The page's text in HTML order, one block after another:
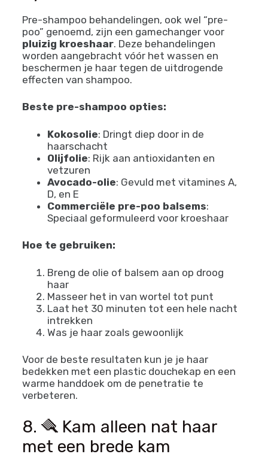
Pre-shampoo behandelingen, ook wel “pre-
poo” genoemd, zijn een gamechanger voor
pluizig kroeshaar. Deze behandelingen
worden aangebracht vóór het wassen en
beschermen je haar tegen de uitdrogende
effecten van shampoo.
Beste pre-shampoo opties:
Kokosolie: Dringt diep door in de
haarschacht
Olijfolie: Rijk aan antioxidanten en
vetzuren
Avocado-olie: Gevuld met vitamines A,
D, en E
Commerciële pre-poo balsems:
Speciaal geformuleerd voor kroeshaar
Hoe te gebruiken:
Breng de olie of balsem aan op droog
haar
Masseer het in van wortel tot punt
Laat het 30 minuten tot een hele nacht
intrekken
Was je haar zoals gewoonlijk
Voor de beste resultaten kun je je haar
bedekken met een plastic douchekap en een
warme handdoek om de penetratie te
verbeteren.
8. 🪮 Kam alleen nat haar
met een brede kam